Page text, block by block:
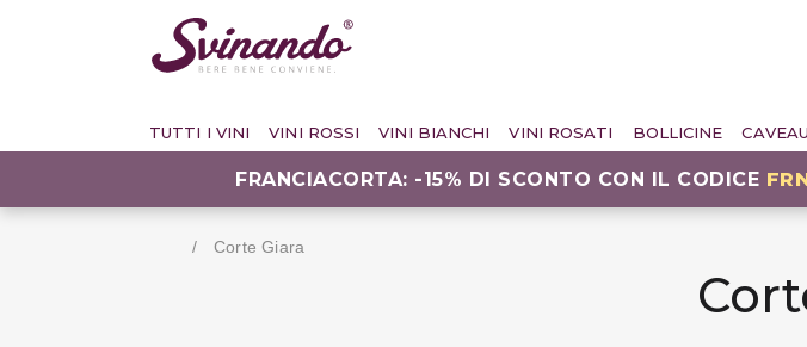
TUTTI I VINI VINI ROSSI VINI BIANCHI VINI ROSATI BOLLICINE CAVEAU
FRANCIACORTA: -15% DI SCONTO CON IL CODICE
Corte Giara